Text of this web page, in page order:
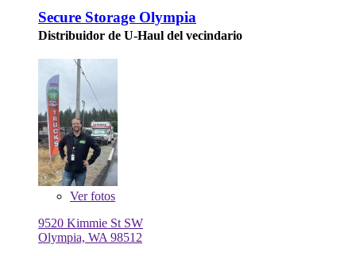
Secure Storage Olympia
Distribuidor de U-Haul del vecindario
Verfotos
9520 Kimmie St SW
Olympia, WA 98512